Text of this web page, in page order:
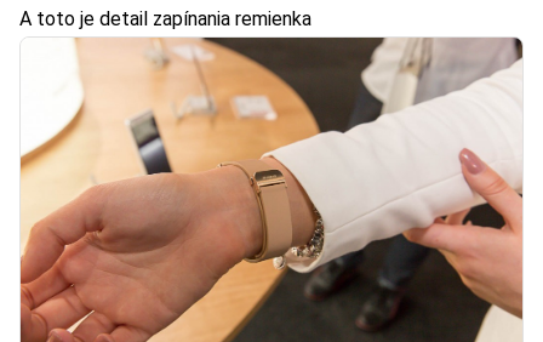
A toto je detail zapínania remienka